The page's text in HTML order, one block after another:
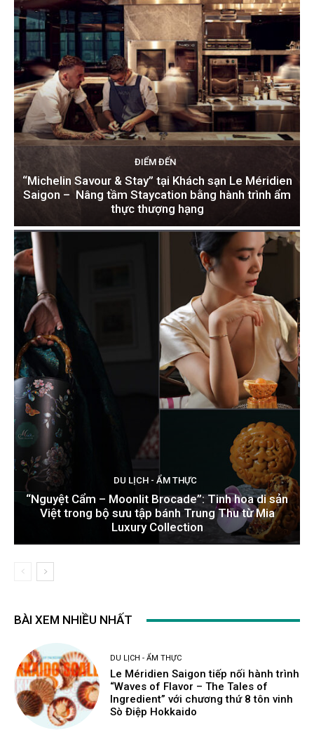
ĐIỂM ĐẾN
“Michelin Savour & Stay” tại Khách sạn Le Méridien
Saigon – Nâng tầm Staycation bằng hành trình ẩm
thực thượng hạng
DU LỊCH - ẨM THỰC
“Nguyệt Cẩm – Moonlit Brocade”: Tinh hoa di sản
Việt trong bộ sưu tập bánh Trung Thu từ Mia
Luxury Collection
BÀI XEM NHIỀU NHẤT
DU LỊCH - ẨM THỰC
Le Méridien Saigon tiếp nối hành trình
“Waves of Flavor – The Tales of
Ingredient” với chương thứ 8 tôn vinh
Sò Điệp Hokkaido